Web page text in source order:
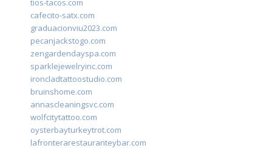
tios-tacos.com
cafecito-satx.com
graduacionviu2023.com
pecanjackstogo.com
zengardendayspa.com
sparklejewelryinc.com
ironcladtattoostudio.com
bruinshome.com
annascleaningsvc.com
wolfcitytattoo.com
oysterbayturkeytrot.com
lafronterarestauranteybar.com